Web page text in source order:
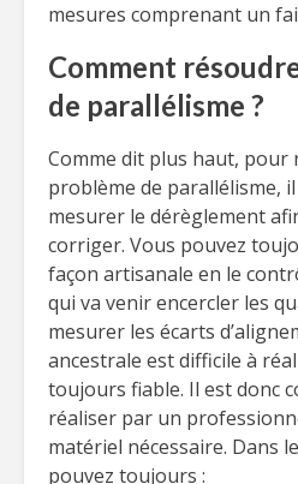
mesures comprenant un
Comment
de parallélisme ?
Comme dit plus haut, pour
problème de parallélisme,
mesurer le dérèglement
corriger. Vous pouvez
façon artisanale en le
qui va venir encercler les
mesurer les écarts
ancestrale est difficile à
toujours fiable. Il est donc
réaliser par un
matériel nécessaire. Dans
pouvez toujours :